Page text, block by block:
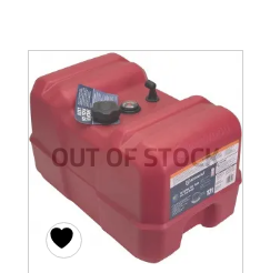
OUT OF STOCK